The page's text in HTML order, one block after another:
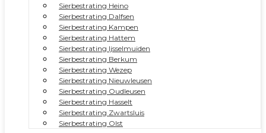
Sierbestrating Heino
Sierbestrating Dalfsen
Sierbestrating Kampen
Sierbestrating Hattem
Sierbestrating Ijsselmuiden
Sierbestrating Berkum
Sierbestrating Wezep
Sierbestrating Nieuwleusen
Sierbestrating Oudleusen
Sierbestrating Hasselt
Sierbestrating Zwartsluis
Sierbestrating Olst